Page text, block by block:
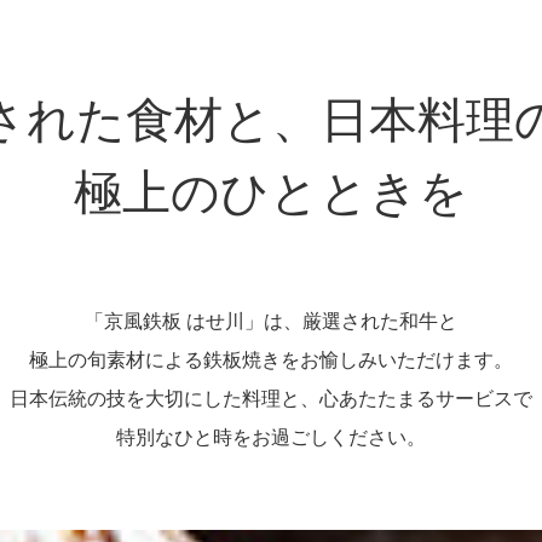
れた食材と、日本料理
極上のひとときを
「京風鉄板 はせ川」は、厳選された和牛と
極上の旬素材による鉄板焼きをお愉しみいただけます。
日本伝統の技を大切にした料理と、 心あたたまるサービスで
特別なひと時をお過ごしください。